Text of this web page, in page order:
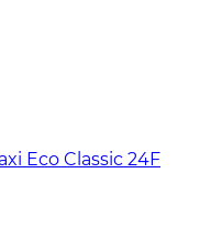
Eco Classic 24F